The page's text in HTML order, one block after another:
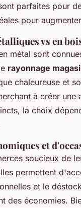
parfaites pour
pour
vs en
métal sont
rayonnage
chaleureuse et
à créer une
la choix
et
soucieux de
permettent
et le
des économies.